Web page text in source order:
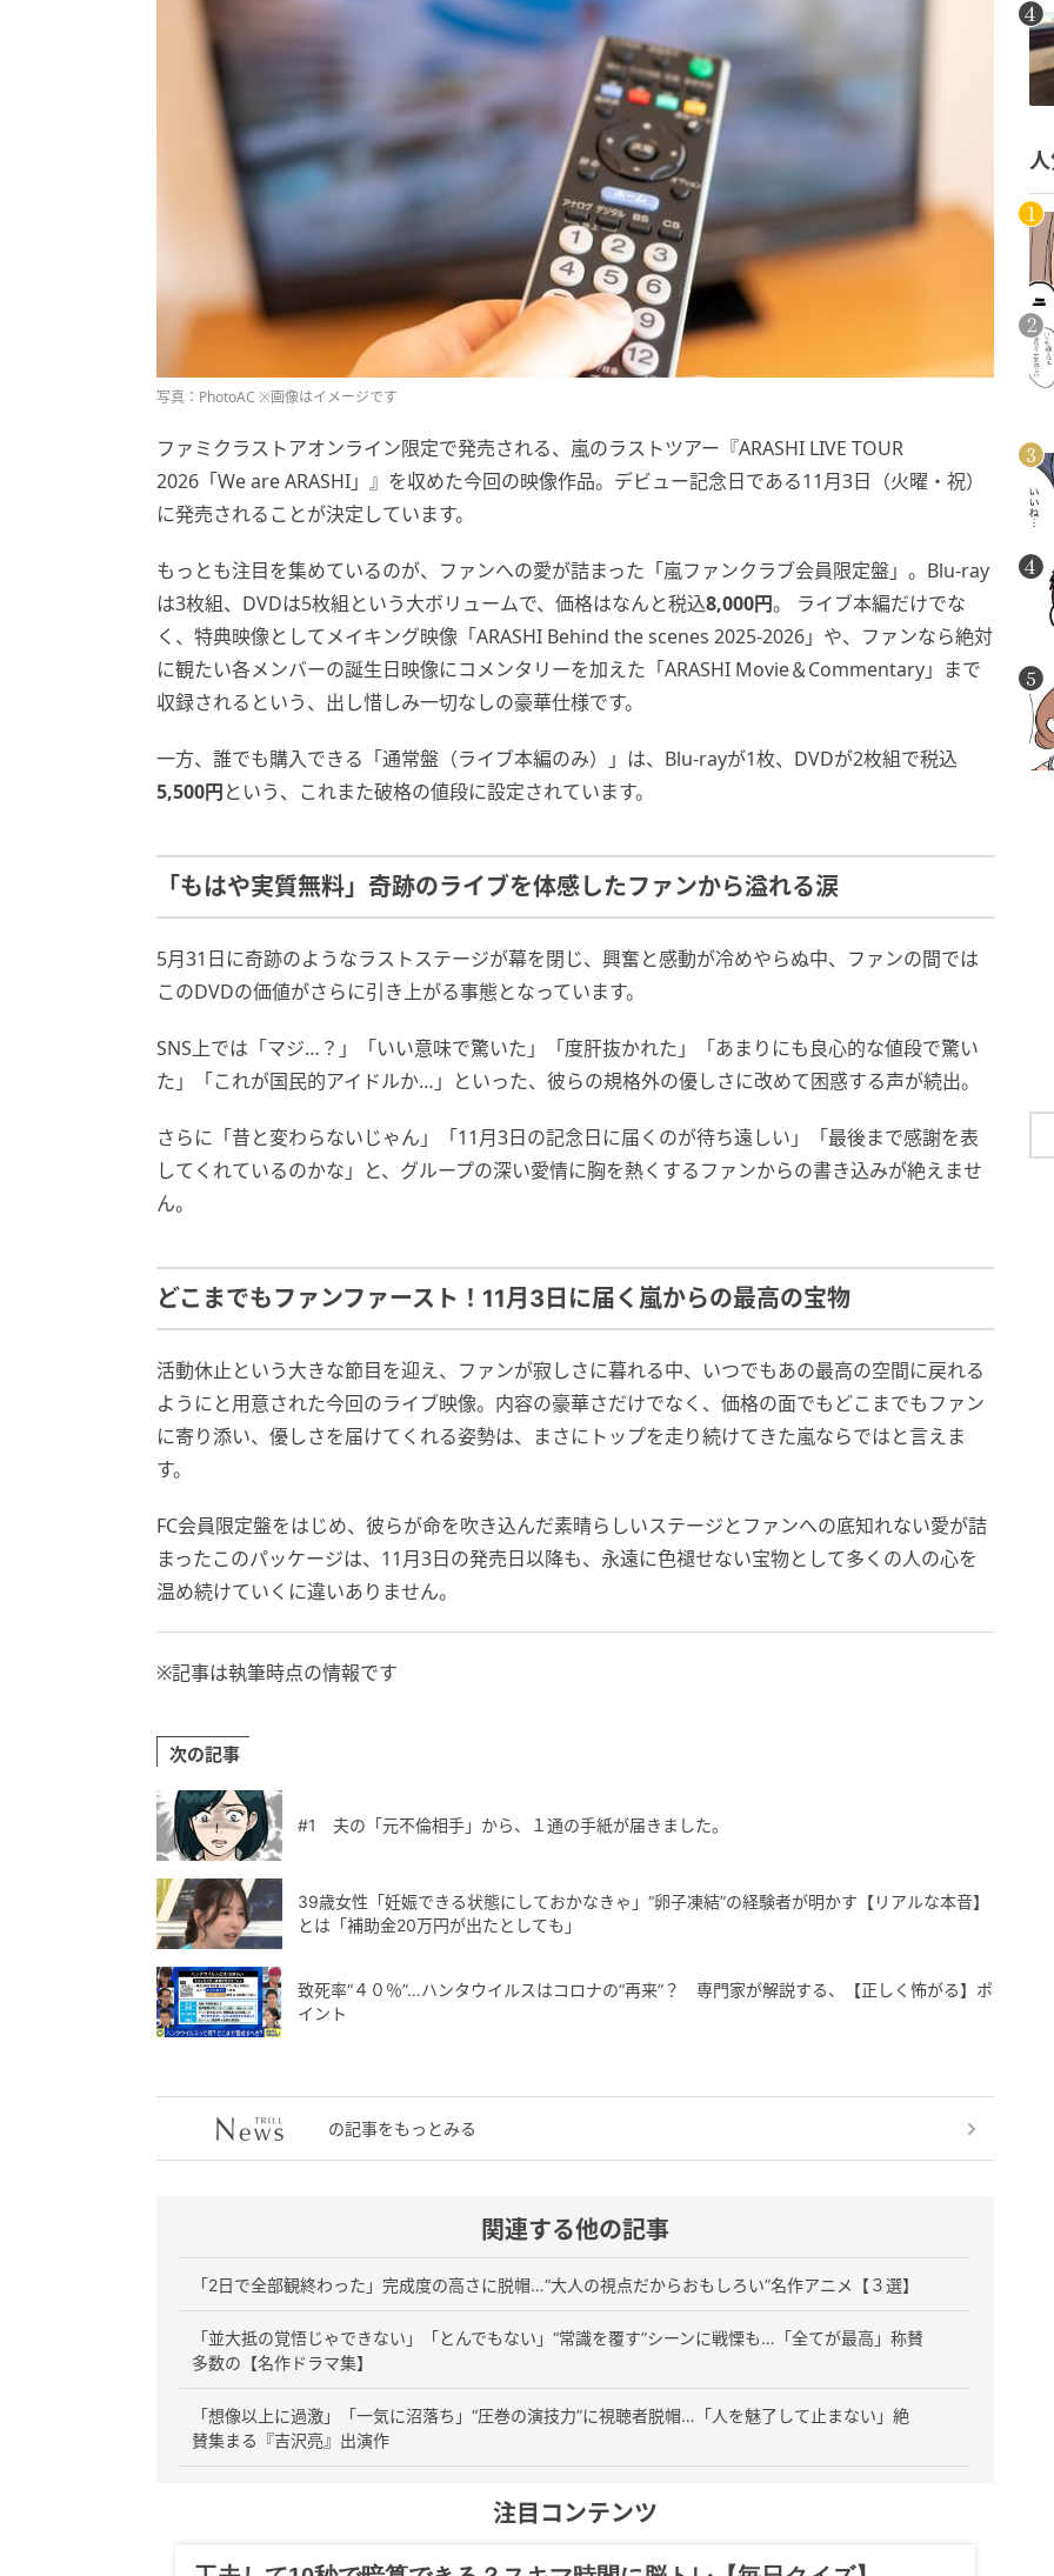
写真：PhotoAC ※画像はイメージです
ファミクラストアオンライン限定で発売される、嵐のラストツアー『ARASHI LIVE TOUR
2026「We are ARASHI」』を収めた今回の映像作品。デビュー記念日である11月3日（火曜・祝）
に発売されることが決定しています。
もっとも注目を集めているのが、ファンへの愛が詰まった「嵐ファンクラブ会員限定盤」。Blu-ray
は3枚組、DVDは5枚組という大ボリュームで、価格はなんと税込8,000円。 ライブ本編だけでな
く、特典映像としてメイキング映像「ARASHI Behind the scenes 2025-2026」や、ファンなら絶対
に観たい各メンバーの誕生日映像にコメンタリーを加えた「ARASHI Movie＆Commentary」まで
収録されるという、出し惜しみ一切なしの豪華仕様です。
一方、誰でも購入できる「通常盤（ライブ本編のみ）」は、Blu-rayが1枚、DVDが2枚組で税込
5,500円という、これまた破格の値段に設定されています。
「もはや実質無料」奇跡のライブを体感したファンから溢れる涙
5月31日に奇跡のようなラストステージが幕を閉じ、興奮と感動が冷めやらぬ中、ファンの間では
このDVDの価値がさらに引き上がる事態となっています。
SNS上では「マジ…？」「いい意味で驚いた」「度肝抜かれた」「あまりにも良心的な値段で驚い
た」「これが国民的アイドルか…」といった、彼らの規格外の優しさに改めて困惑する声が続出。
さらに「昔と変わらないじゃん」「11月3日の記念日に届くのが待ち遠しい」「最後まで感謝を表
してくれているのかな」と、グループの深い愛情に胸を熱くするファンからの書き込みが絶えませ
ん。
どこまでもファンファースト！11月3日に届く嵐からの最高の宝物
活動休止という大きな節目を迎え、ファンが寂しさに暮れる中、いつでもあの最高の空間に戻れる
ようにと用意された今回のライブ映像。内容の豪華さだけでなく、価格の面でもどこまでもファン
に寄り添い、優しさを届けてくれる姿勢は、まさにトップを走り続けてきた嵐ならではと言えま
す。
FC会員限定盤をはじめ、彼らが命を吹き込んだ素晴らしいステージとファンへの底知れない愛が詰
まったこのパッケージは、11月3日の発売日以降も、永遠に色褪せない宝物として多くの人の心を
温め続けていくに違いありません。
※記事は執筆時点の情報です
次の記事
#1 夫の「元不倫相手」から、１通の手紙が届きました。
39歳女性「妊娠できる状態にしておかなきゃ」“卵子凍結”の経験者が明かす【リアルな本音】
とは「補助金20万円が出たとしても」
致死率“４０％”…ハンタウイルスはコロナの“再来”？ 専門家が解説する、【正しく怖がる】ポ
イント
の記事をもっとみる
関連する他の記事
「2日で全部観終わった」完成度の高さに脱帽…“大人の視点だからおもしろい”名作アニメ【３選】
「並大抵の覚悟じゃできない」「とんでもない」“常識を覆す”シーンに戦慄も…「全てが最高」称賛
多数の【名作ドラマ集】
「想像以上に過激」「一気に沼落ち」“圧巻の演技力”に視聴者脱帽…「人を魅了して止まない」絶
賛集まる『吉沢亮』出演作
注目コンテンツ